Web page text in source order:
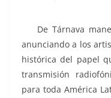
De Tárnava
anunciando a los
histórica del papel
transmisión
para toda América